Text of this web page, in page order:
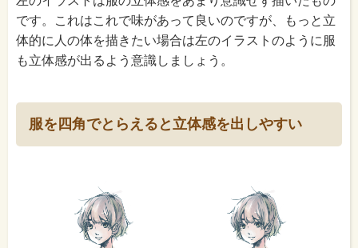
です。これはこれで味があって良いのですが、もっと立
体的に人の体を描きたい場合は左のイラストのように服
も立体感が出るよう意識しましょう。
服を四角でとらえると立体感を出しやすい